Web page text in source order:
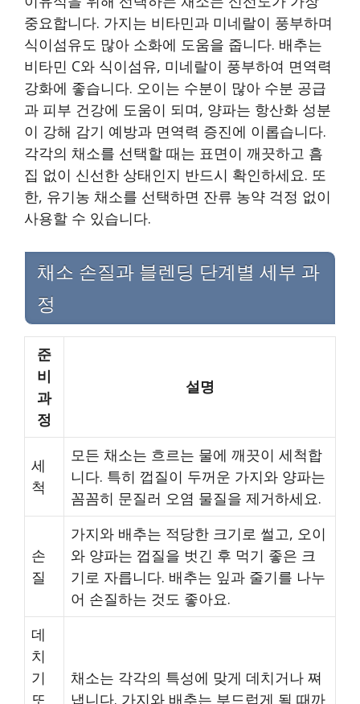
중요합니다. 가지는 비타민과 미네랄이 풍부하며
식이섬유도 많아 소화에 도움을 줍니다. 배추는
비타민 C와 식이섬유, 미네랄이 풍부하여 면역력
강화에 좋습니다. 오이는 수분이 많아 수분 공급
과 피부 건강에 도움이 되며, 양파는 항산화 성분
이 강해 감기 예방과 면역력 증진에 이롭습니다.
각각의 채소를 선택할 때는 표면이 깨끗하고 흠
집 없이 신선한 상태인지 반드시 확인하세요. 또
한, 유기농 채소를 선택하면 잔류 농약 걱정 없이
사용할 수 있습니다.
채소 손질과 블렌딩 단계별 세부 과
정
준
비
과
정
설명
세
척
모든 채소는 흐르는 물에 깨끗이 세척합
니다. 특히 껍질이 두꺼운 가지와 양파는
꼼꼼히 문질러 오염 물질을 제거하세요.
손
질
가지와 배추는 적당한 크기로 썰고, 오이
와 양파는 껍질을 벗긴 후 먹기 좋은 크
기로 자릅니다. 배추는 잎과 줄기를 나누
어 손질하는 것도 좋아요.
데
치
기
또
채소는 각각의 특성에 맞게 데치거나 쪄
냅니다. 가지와 배추는 부드럽게 될 때까